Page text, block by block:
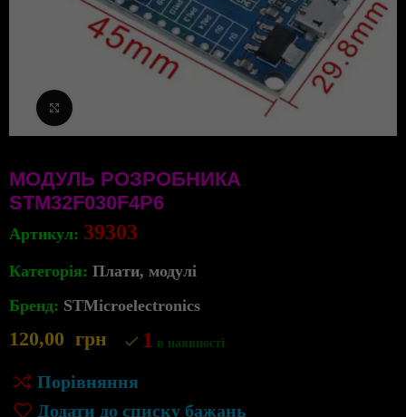
МОДУЛЬ РОЗРОБНИКА
STM32F030F4P6
Артикул: 39303
Категорія: Плати, модулі
Бренд: STMicroelectronics
120,00 грн 1 в наявності
Порівняння
Додати до списку бажань